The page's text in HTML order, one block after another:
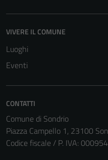
VIVERE IL COMUNE
Luoghi
Eventi
CONTATTI
Comune di Sondrio
Piazza Campello 1, 23100
Codice fiscale / P. IVA: